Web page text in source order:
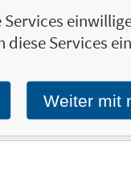
Services
Weiter mit